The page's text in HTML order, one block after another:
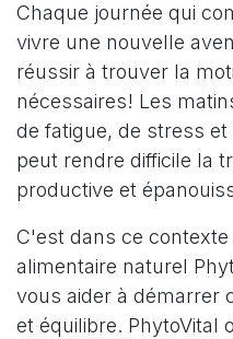
Chaque journée qui
vivre une nouvelle
réussir à trouver la
nécessaires! Les
de fatigue, de stress
peut rendre difficile la
productive et
C'est dans ce
alimentaire naturel
vous aider à démarrer
et équilibre. PhytoVital